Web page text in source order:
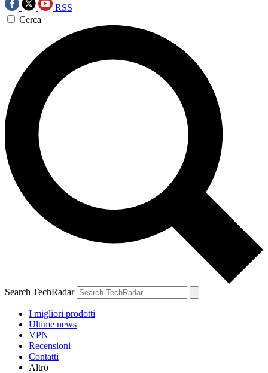
RSS
Cerca
Search TechRadar
I migliori prodotti
Ultime news
VPN
Recensioni
Contatti
Altro